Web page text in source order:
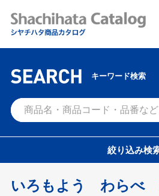
キーワード検索
絞り込み検
いろもよう わらべ